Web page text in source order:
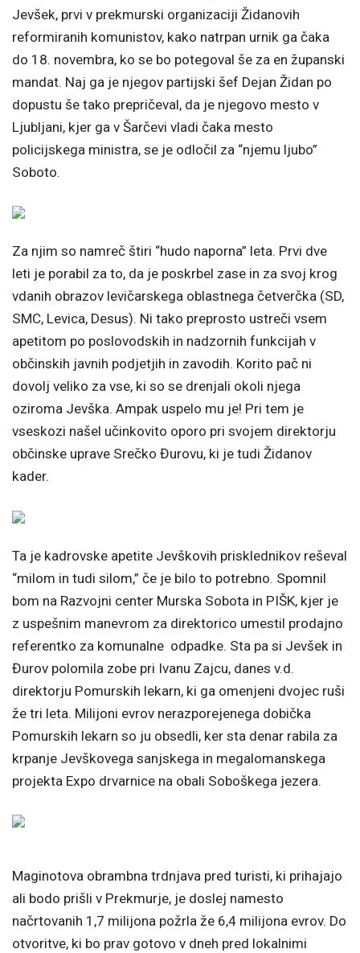
Jevšek, prvi v prekmurski organizaciji Židanovih
reformiranih komunistov, kako natrpan urnik ga čaka
do 18. novembra, ko se bo potegoval še za en županski
mandat. Naj ga je njegov partijski šef Dejan Židan po
dopustu še tako prepričeval, da je njegovo mesto v
Ljubljani, kjer ga v Šarčevi vladi čaka mesto
policijskega ministra, se je odločil za “njemu ljubo”
Soboto.
Za njim so namreč štiri “hudo naporna” leta. Prvi dve
leti je porabil za to, da je poskrbel zase in za svoj krog
vdanih obrazov levičarskega oblastnega četverčka (SD,
SMC, Levica, Desus). Ni tako preprosto ustreči vsem
apetitom po poslovodskih in nadzornih funkcijah v
občinskih javnih podjetjih in zavodih. Korito pač ni
dovolj veliko za vse, ki so se drenjali okoli njega
oziroma Jevška. Ampak uspelo mu je! Pri tem je
vseskozi našel učinkovito oporo pri svojem direktorju
občinske uprave Srečko Đurovu, ki je tudi Židanov
kader.
Ta je kadrovske apetite Jevškovih prisklednikov reševal
“milom in tudi silom,” če je bilo to potrebno. Spomnil
bom na Razvojni center Murska Sobota in PIŠK, kjer je
z uspešnim manevrom za direktorico umestil prodajno
referentko za komunalne odpadke. Sta pa si Jevšek in
Đurov polomila zobe pri Ivanu Zajcu, danes v.d.
direktorju Pomurskih lekarn, ki ga omenjeni dvojec ruši
že tri leta. Milijoni evrov nerazporejenega dobička
Pomurskih lekarn so ju obsedli, ker sta denar rabila za
krpanje Jevškovega sanjskega in megalomanskega
projekta Expo drvarnice na obali Soboškega jezera.
Maginotova obrambna trdnjava pred turisti, ki prihajajo
ali bodo prišli v Prekmurje, je doslej namesto
načrtovanih 1,7 milijona požrla že 6,4 milijona evrov. Do
otvoritve, ki bo prav gotovo v dneh pred lokalnimi